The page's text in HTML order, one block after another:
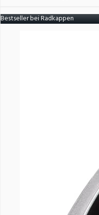
Bestseller bei Radkappen